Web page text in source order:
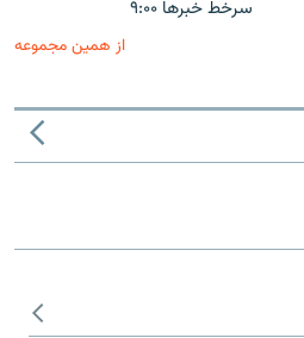
سرخط خبرها ۹:۰۰
از همین مجموعه